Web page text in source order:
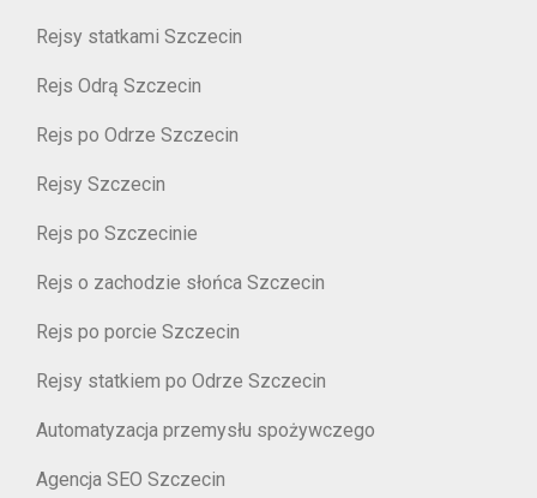
Rejsy statkami Szczecin
Rejs Odrą Szczecin
Rejs po Odrze Szczecin
Rejsy Szczecin
Rejs po Szczecinie
Rejs o zachodzie słońca Szczecin
Rejs po porcie Szczecin
Rejsy statkiem po Odrze Szczecin
Automatyzacja przemysłu spożywczego
Agencja SEO Szczecin